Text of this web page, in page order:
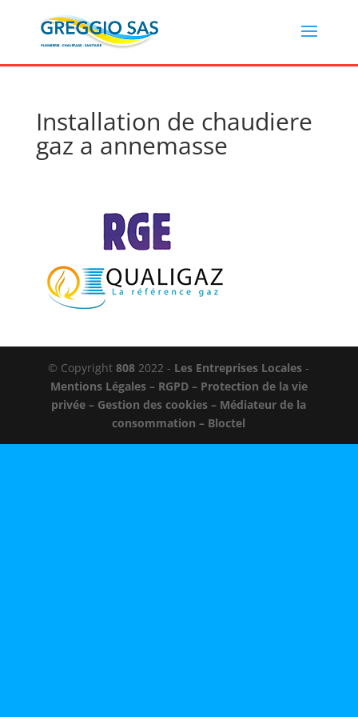
Installation de chaudiere
gaz a annemasse
© Copyright808 2022 - Les Entreprises Locales -
Mentions Légales – RGPD – Protection de la vie
privée – Gestion des cookies – Médiateur de la
consommation – Bloctel